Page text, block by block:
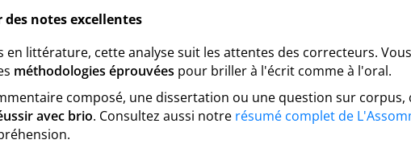
notes excellentes
en littérature, cette analyse suit les attentes des correcteurs.
méthodologies éprouvées pour briller à l'écrit comme à l'oral.
composé, une dissertation ou une question sur corpus,
avec brio. Consultez aussi notre résumé complet de